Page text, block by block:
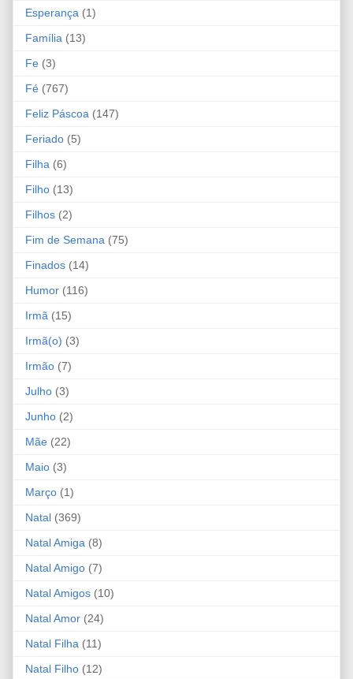
Esperança (1)
Família (13)
Fe (3)
Fé (767)
Feliz Páscoa (147)
Feriado (5)
Filha (6)
Filho (13)
Filhos (2)
Fim de Semana (75)
Finados (14)
Humor (116)
Irmã (15)
Irmã(o) (3)
Irmão (7)
Julho (3)
Junho (2)
Mãe (22)
Maio (3)
Março (1)
Natal (369)
Natal Amiga (8)
Natal Amigo (7)
Natal Amigos (10)
Natal Amor (24)
Natal Filha (11)
Natal Filho (12)